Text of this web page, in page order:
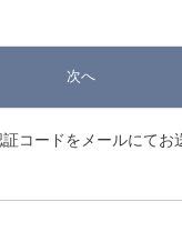
次へ
コードをメールにてお